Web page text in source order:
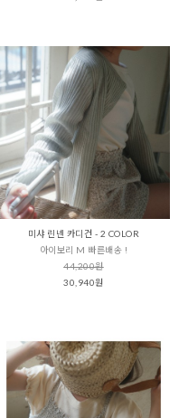
미샤 린넨 카디건 - 2 COLOR
아이보리 M 빠른배송 !
44,200원
30,940원